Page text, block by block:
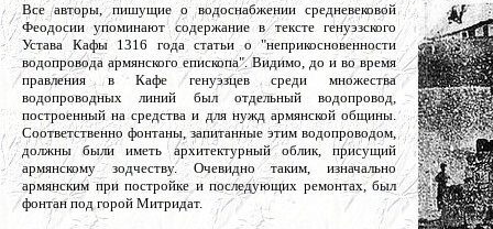
Все авторы, пишущие о водоснабжении средневековой
Феодосии упоминают содержание в тексте генуэзского
Устава Кафы 1316 года статьи о "неприкосновенности
водопровода армянского епископа". Видимо, до и во время
правления в Кафе генуэзцев среди множества
водопроводных линий был отдельный водопровод,
построенный на средства и для нужд армянской общины.
Соответственно фонтаны, запитанные этим водопроводом,
должны были иметь архитектурный облик, присущий
армянскому зодчеству. Очевидно таким, изначально
армянским при постройке и последующих ремонтах, был
фонтан под горой Митридат.